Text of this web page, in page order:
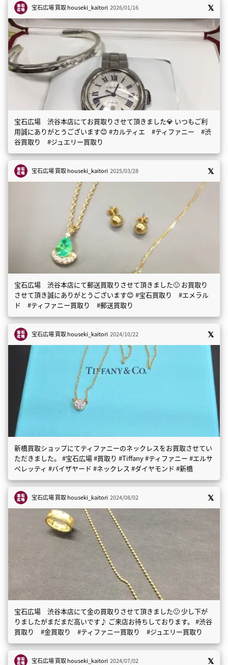
宝石広場 買取houseki_kaitori 2026/01/16
宝石広場 渋谷本店にてお買取りさせて頂きました💎 いつもご利
用誠にありがとうございます😊 #カルティエ #ティファニー #渋
谷買取り #ジュエリー買取り
宝石広場 買取houseki_kaitori 2025/03/28
宝石広場 渋谷本店にて郵送買取りさせて頂きました🙂 お買取り
させて頂き誠にありがとうございます😊 #宝石買取り #エメラル
ド #ティファニー買取り #郵送買取り
宝石広場 買取houseki_kaitori 2024/10/22
新橋買取ショップにてティファニーのネックレスをお買取させてい
ただきました。 #宝石広場 #買取り #Tiffany #ティファニー #エルサ
ペレッティ #バイザヤード #ネックレス #ダイヤモンド #新橋
宝石広場 買取houseki_kaitori 2024/08/02
宝石広場 渋谷本店にて金の買取りさせて頂きました🙂 少し下が
りましたがまだまだ高いです♪ ご来店お待ちしております。 #渋谷
買取り #金買取り #ティファニー買取り #ジュエリー買取り
宝石広場 買取houseki_kaitori 2024/07/02